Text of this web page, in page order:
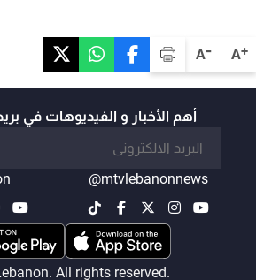
A+
A-
أهم الأخبار و الفيديوهات في
@mtvlebanonnews
All rights reserved.